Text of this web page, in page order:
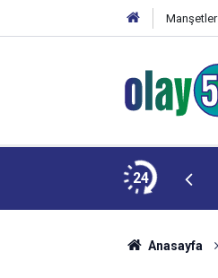
Manşetler
24
Anasayfa